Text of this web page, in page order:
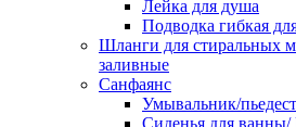
Лейка для душа
Подводка гибкая
Шланги для стиральных
заливные
Санфаянс
Умывальник/
Сиденья для ванны/